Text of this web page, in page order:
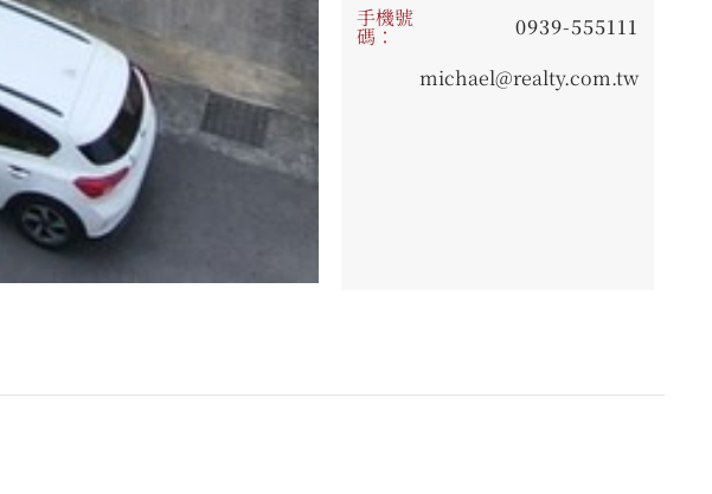
手機號
碼：
0939-555111
michael@realty.com.tw